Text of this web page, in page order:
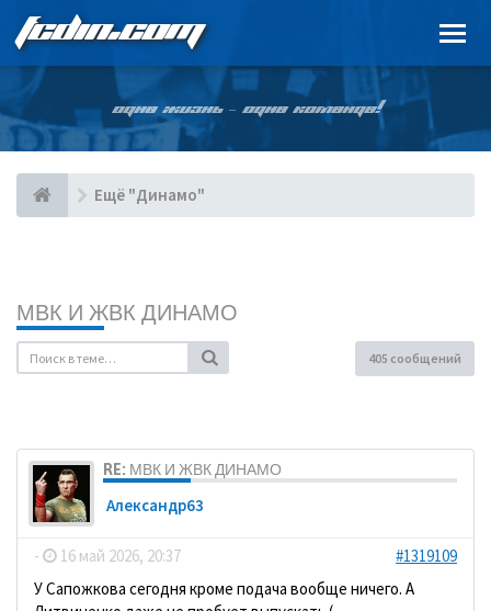
FCDIN.COM
ОДНА ЖИЗНЬ – ОДНА КОМАНДА!
Ещё "Динамо"
МВК И ЖВК ДИНАМО
405 сообщений
RE: МВК И ЖВК ДИНАМО
Александр63
- 16 май 2026, 20:37
#1319109
У Сапожкова сегодня кроме подача вообще ничего. А